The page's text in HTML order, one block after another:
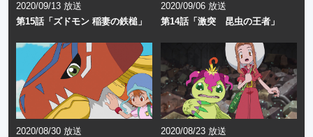
2020/09/13 放送
第15話「ズドモン 稲妻の鉄槌」
2020/09/06 放送
第14話「激突 昆虫の王者」
2020/08/30 放送
2020/08/23 放送